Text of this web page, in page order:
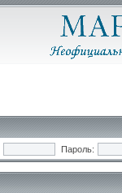
Пароль: